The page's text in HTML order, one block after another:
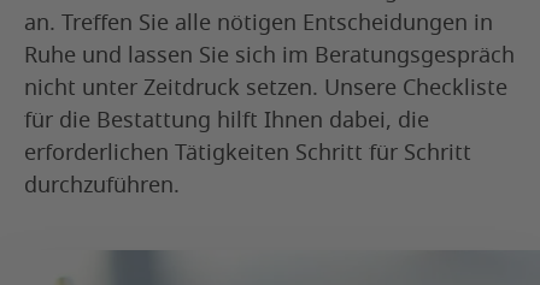
an. Treffen Sie alle nötigen Entscheidungen in
Ruhe und lassen Sie sich im Beratungsgespräch
nicht unter Zeitdruck setzen. Unsere Checkliste
für die Bestattung hilft Ihnen dabei, die
erforderlichen Tätigkeiten Schritt für Schritt
durchzuführen.